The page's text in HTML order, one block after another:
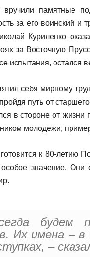
памятные
за его воинский и
Куриленко
за Восточную
испытания, остался
себя мирному
путь от
в стороне от жизни
молодежи,
готовится к 80-летию
значение.
будем
Их имена – в
–